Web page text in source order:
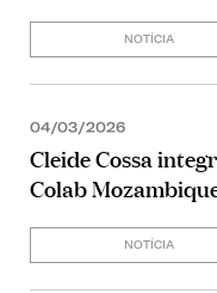
NOTÍCIA
04/03/2026
Cleide Cossa
Colab
NOTÍCIA